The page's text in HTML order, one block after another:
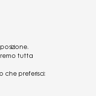
tutta
che preferisci: